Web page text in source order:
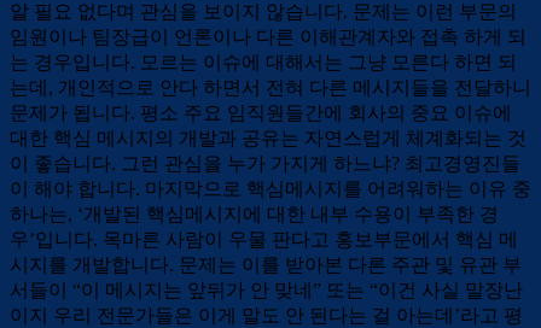
알 필요 없다며 관심을 보이지 않습니다. 문제는 이런 부문의
임원이나 팀장급이 언론이나 다른 이해관계자와 접촉 하게 되
는 경우입니다. 모르는 이슈에 대해서는 그냥 모른다 하면 되
는데, 개인적으로 안다 하면서 전혀 다른 메시지들을 전달하니
문제가 됩니다. 평소 주요 임직원들간에 회사의 중요 이슈에
대한 핵심 메시지의 개발과 공유는 자연스럽게 체계화되는 것
이 좋습니다. 그런 관심을 누가 가지게 하느냐? 최고경영진들
이 해야 합니다. 마지막으로 핵심메시지를 어려워하는 이유 중
하나는, ‘개발된 핵심메시지에 대한 내부 수용이 부족한 경
우’입니다. 목마른 사람이 우물 판다고 홍보부문에서 핵심 메
시지를 개발합니다. 문제는 이를 받아본 다른 주관 및 유관 부
서들이 “이 메시지는 앞뒤가 안 맞네” 또는 “이건 사실 말장난
이지 우리 전문가들은 이게 말도 안 된다는 걸 아는데’라고 평